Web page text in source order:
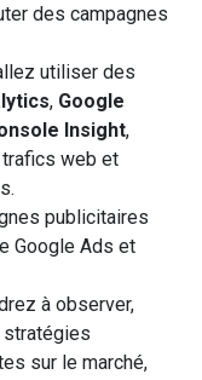
des campagnes
utiliser des
, Google
Insight,
web et
publicitaires
Google Ads et
à observer,
sur le marché,